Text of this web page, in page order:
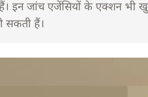
हैं। इन जांच एजेंसियों के एक्शन भी
सकती हैं।